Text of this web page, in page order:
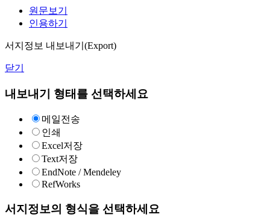
원문보기
인용하기
서지정보 내보내기(Export)
닫기
내보내기 형태를 선택하세요
메일전송
인쇄
Excel저장
Text저장
EndNote / Mendeley
RefWorks
서지정보의 형식을 선택하세요